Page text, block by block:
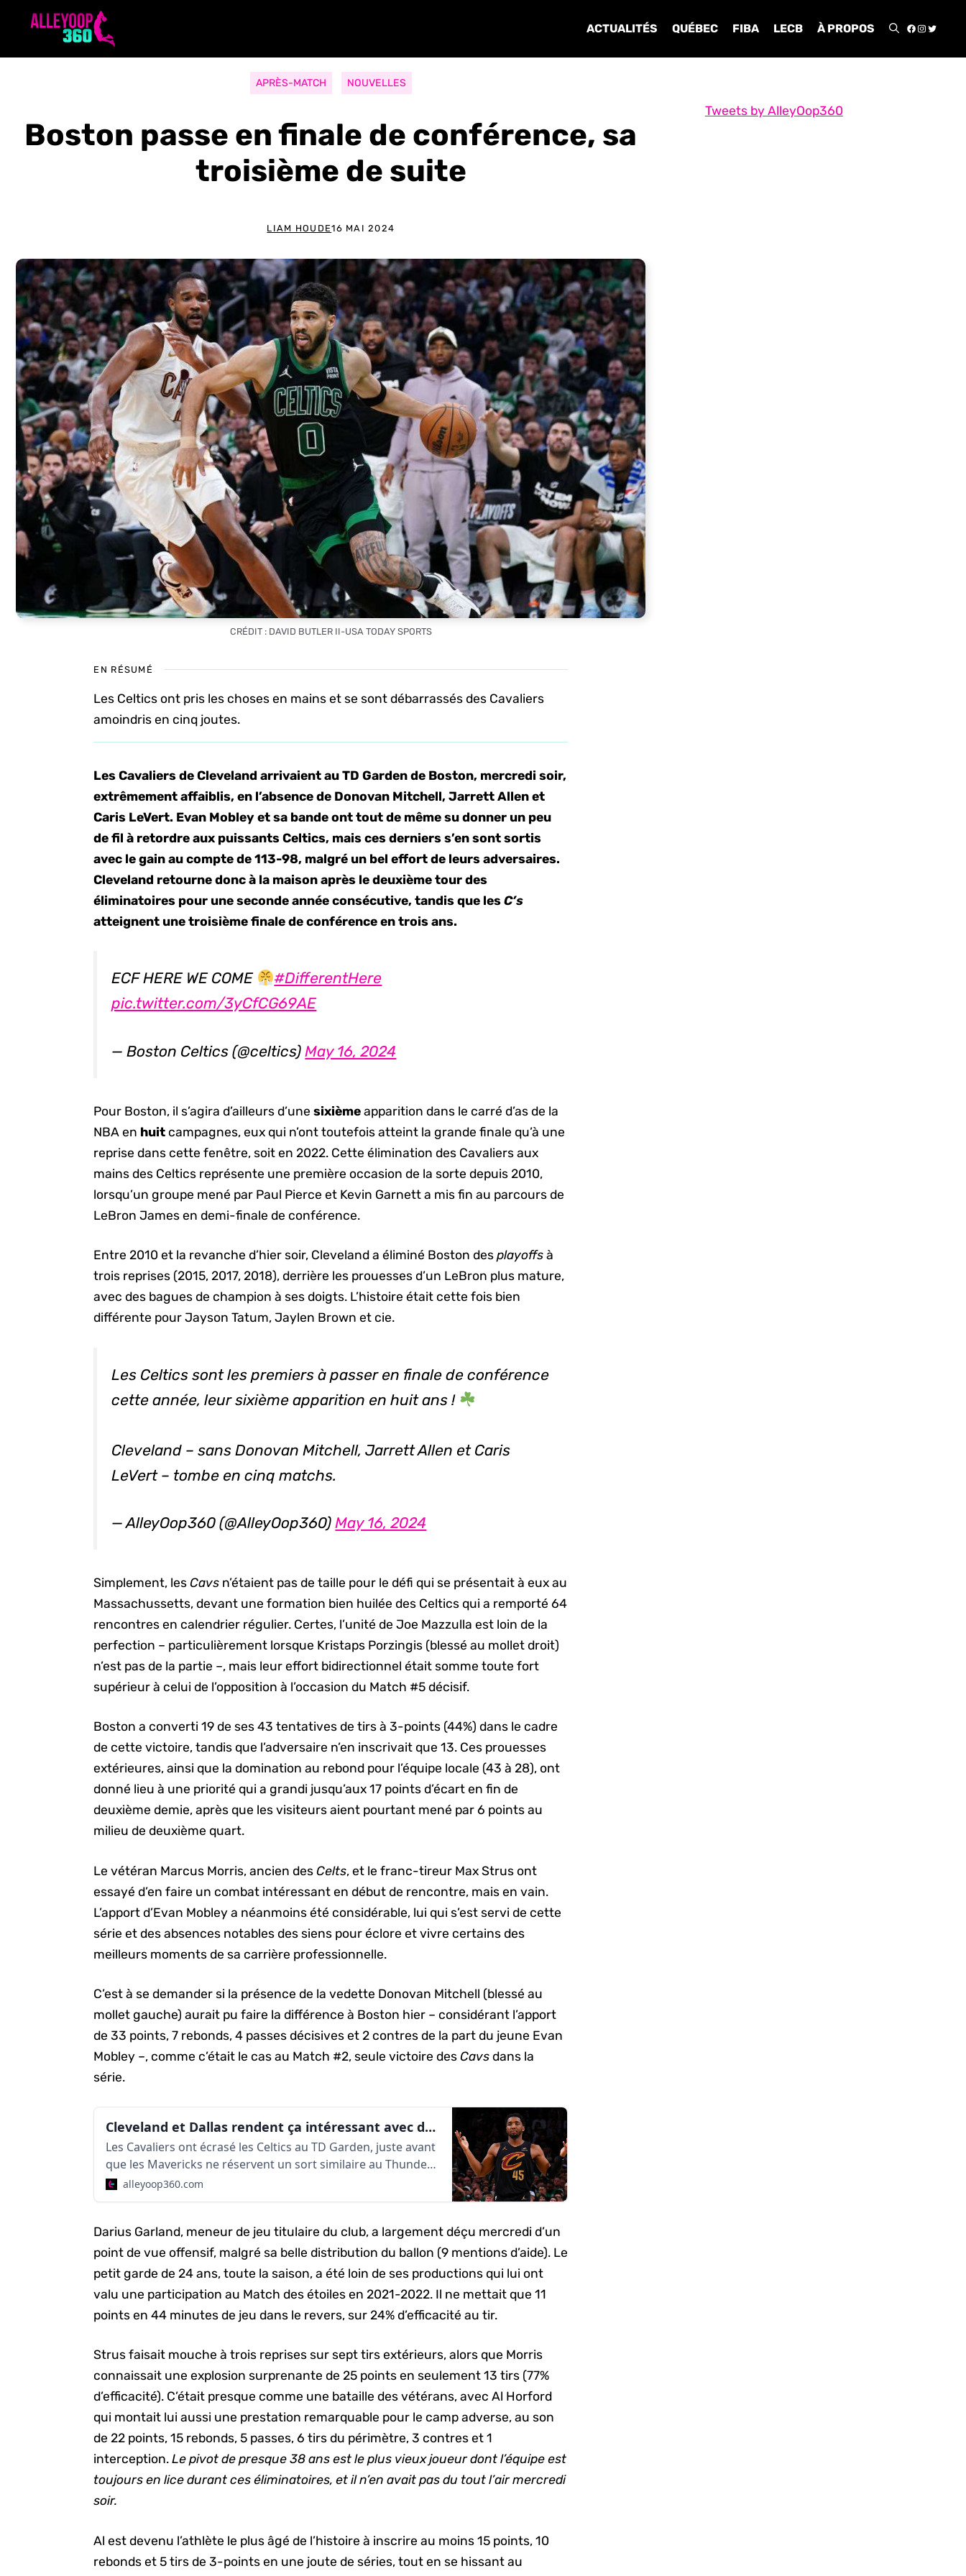
ACTUALITÉS QUÉBEC FIBA LECB À PROPOS
APRÈS-MATCH NOUVELLES
Boston passe en finale de conférence, sa
troisième de suite
LIAM HOUDE16 MAI 2024
CRÉDIT : DAVID BUTLER II-USA TODAY SPORTS
EN RÉSUMÉ
Les Celtics ont pris les choses en mains et se sont débarrassés des Cavaliers
amoindris en cinq joutes.
Les Cavaliers de Cleveland arrivaient au TD Garden de Boston, mercredi soir,
extrêmement affaiblis, en l’absence de Donovan Mitchell, Jarrett Allen et
Caris LeVert. Evan Mobley et sa bande ont tout de même su donner un peu
de fil à retordre aux puissants Celtics, mais ces derniers s’en sont sortis
avec le gain au compte de 113-98, malgré un bel effort de leurs adversaires.
Cleveland retourne donc à la maison après le deuxième tour des
éliminatoires pour une seconde année consécutive, tandis que lesC’s
atteignent une troisième finale de conférence en trois ans.
ECF HERE WE COME
#DifferentHere
pic.twitter.com/3yCfCG69AE
— Boston Celtics (@celtics)May 16, 2024
Pour Boston, il s’agira d’ailleurs d’unesixièmeapparition dans le carré d’as de la
NBA en huitcampagnes, eux qui n’ont toutefois atteint la grande finale qu’à une
reprise dans cette fenêtre, soit en 2022. Cette élimination des Cavaliers aux
mains des Celtics représente une première occasion de la sorte depuis 2010,
lorsqu’un groupe mené par Paul Pierce et Kevin Garnett a mis fin au parcours de
LeBron James en demi-finale de conférence.
Entre 2010 et la revanche d’hier soir, Cleveland a éliminé Boston desplayoffsà
trois reprises (2015, 2017, 2018), derrière les prouesses d’un LeBron plus mature,
avec des bagues de champion à ses doigts. L’histoire était cette fois bien
différente pour Jayson Tatum, Jaylen Brown et cie.
Les Celtics sont les premiers à passer en finale de conférence
cette année, leur sixième apparition en huit ans !
Cleveland – sans Donovan Mitchell, Jarrett Allen et Caris
LeVert – tombe en cinq matchs.
— AlleyOop360 (@AlleyOop360)May 16, 2024
Simplement, lesCavs n’étaient pas de taille pour le défi qui se présentait à eux au
Massachussetts, devant une formation bien huilée des Celtics qui a remporté 64
rencontres en calendrier régulier. Certes, l’unité de Joe Mazzulla est loin de la
perfection – particulièrement lorsque Kristaps Porzingis (blessé au mollet droit)
n’est pas de la partie –, mais leur effort bidirectionnel était somme toute fort
supérieur à celui de l’opposition à l’occasion du Match #5 décisif.
Boston a converti 19 de ses 43 tentatives de tirs à 3-points (44%) dans le cadre
de cette victoire, tandis que l’adversaire n’en inscrivait que 13. Ces prouesses
extérieures, ainsi que la domination au rebond pour l’équipe locale (43 à 28), ont
donné lieu à une priorité qui a grandi jusqu’aux 17 points d’écart en fin de
deuxième demie, après que les visiteurs aient pourtant mené par 6 points au
milieu de deuxième quart.
Le vétéran Marcus Morris, ancien desCelts, et le franc-tireur Max Strus ont
essayé d’en faire un combat intéressant en début de rencontre, mais en vain.
L’apport d’Evan Mobley a néanmoins été considérable, lui qui s’est servi de cette
série et des absences notables des siens pour éclore et vivre certains des
meilleurs moments de sa carrière professionnelle.
C’est à se demander si la présence de la vedette Donovan Mitchell (blessé au
mollet gauche) aurait pu faire la différence à Boston hier – considérant l’apport
de 33 points, 7 rebonds, 4 passes décisives et 2 contres de la part du jeune Evan
Mobley –, comme c’était le cas au Match #2, seule victoire desCavsdans la
série.
Cleveland et Dallas rendent ça intéressant avec des victoires aux Matchs #2 | AlleyOop360
Les Cavaliers ont écrasé les Celtics au TD Garden, juste avant
que les Mavericks ne réservent un sort similaire au Thunder
en Oklahoma.
alleyoop360.com
Darius Garland, meneur de jeu titulaire du club, a largement déçu mercredi d’un
point de vue offensif, malgré sa belle distribution du ballon (9 mentions d’aide). Le
petit garde de 24 ans, toute la saison, a été loin de ses productions qui lui ont
valu une participation au Match des étoiles en 2021-2022. Il ne mettait que 11
points en 44 minutes de jeu dans le revers, sur 24% d’efficacité au tir.
Strus faisait mouche à trois reprises sur sept tirs extérieurs, alors que Morris
connaissait une explosion surprenante de 25 points en seulement 13 tirs (77%
d’efficacité). C’était presque comme une bataille des vétérans, avec Al Horford
qui montait lui aussi une prestation remarquable pour le camp adverse, au son
de 22 points, 15 rebonds, 5 passes, 6 tirs du périmètre, 3 contres et 1
interception.Le pivot de presque 38 ans est le plus vieux joueur dont l’équipe est
toujours en lice durant ces éliminatoires, et il n’en avait pas du tout l’air mercredi
soir.
Al est devenu l’athlète le plus âgé de l’histoire à inscrire au moins 15 points, 10
rebonds et 5 tirs de 3-points en une joute de séries, tout en se hissant au
Tweets by AlleyOop360